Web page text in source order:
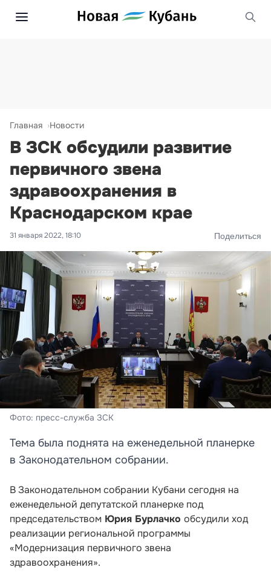
Главная Новости
В ЗСК обсудили развитие
первичного звена
здравоохранения в
Краснодарском крае
31 января 2022, 18:10 Поделиться
Фото: пресс-служба ЗСК
Тема была поднята на еженедельной планерке
в Законодательном собрании.
В Законодательном собрании Кубани сегодня на
еженедельной депутатской планерке под
председательством Юрия Бурлачко обсудили ход
реализации региональной программы
«Модернизация первичного звена
здравоохранения».